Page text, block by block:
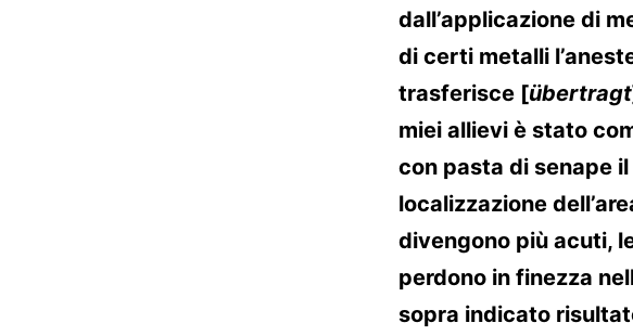
dall’applicazione di
di certi metalli
trasferisce [übertragt
miei allievi è stato
con pasta di senape
localizzazione
divengono più acuti,
perdono in finezza
sopra indicato